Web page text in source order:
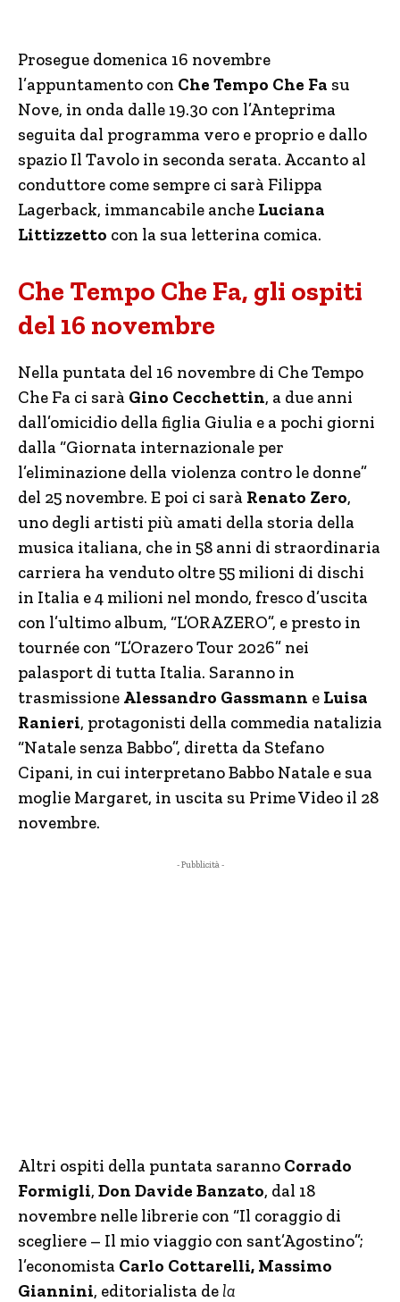
Prosegue domenica 16 novembre
l’appuntamento con Che Tempo Che Fa su
Nove, in onda dalle 19.30 con l’Anteprima
seguita dal programma vero e proprio e dallo
spazio Il Tavolo in seconda serata. Accanto al
conduttore come sempre ci sarà Filippa
Lagerback, immancabile anche Luciana
Littizzetto con la sua letterina comica.
Che Tempo Che Fa, gli ospiti
del 16 novembre
Nella puntata del 16 novembre di Che Tempo
Che Fa ci sarà Gino Cecchettin, a due anni
dall’omicidio della figlia Giulia e a pochi giorni
dalla “Giornata internazionale per
l’eliminazione della violenza contro le donne”
del 25 novembre. E poi ci sarà Renato Zero,
uno degli artisti più amati della storia della
musica italiana, che in 58 anni di straordinaria
carriera ha venduto oltre 55 milioni di dischi
in Italia e 4 milioni nel mondo, fresco d’uscita
con l’ultimo album, “L’ORAZERO”, e presto in
tournée con “L’Orazero Tour 2026” nei
palasport di tutta Italia. Saranno in
trasmissione Alessandro Gassmann e Luisa
Ranieri, protagonisti della commedia natalizia
“Natale senza Babbo”, diretta da Stefano
Cipani, in cui interpretano Babbo Natale e sua
moglie Margaret, in uscita su Prime Video il 28
novembre.
- Pubblicità -
Altri ospiti della puntata saranno Corrado
Formigli, Don Davide Banzato, dal 18
novembre nelle librerie con “Il coraggio di
scegliere – Il mio viaggio con sant’Agostino”;
l’economista Carlo Cottarelli, Massimo
Giannini, editorialista de la